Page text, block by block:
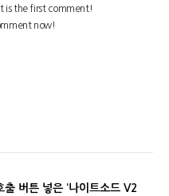
버튼 넣은 ‘나이트소드 V2